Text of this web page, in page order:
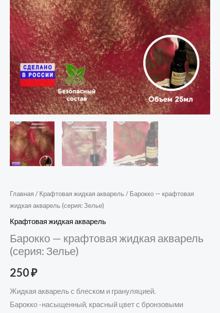
Главная / Крафтовая жидкая акварель / Барокко — крафтовая
жидкая акварель (серия: Зелье)
Крафтовая жидкая акварель
Барокко — крафтовая жидкая акварель
(серия: Зелье)
250₽
Жидкая акварель с блеском и грануляцией.
Барокко -насыщенный, красный цвет с бронзовыми